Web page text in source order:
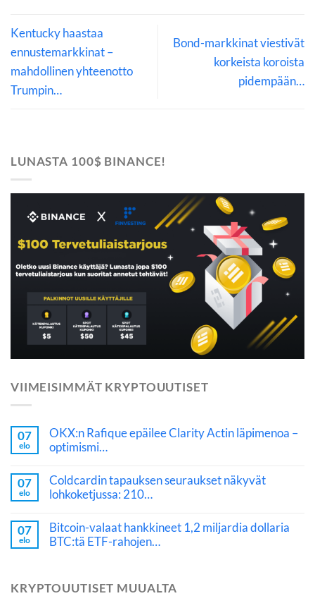
Kentucky haastaa
ennustemarkkinat –
mahdollinen yhteenotto
Trumpin…
Bond-markkinat viestivät
korkeista koroista
pidempään…
LUNASTA 100$ BINANCE!
VIIMEISIMMÄT KRYPTOUUTISET
07
elo
OKX:n Rafique epäilee Clarity Actin läpimenoa –
optimismi…
07
elo
Coldcardin tapauksen seuraukset näkyvät
lohkoketjussa: 210…
07
elo
Bitcoin-valaat hankkineet 1,2 miljardia dollaria
BTC:tä ETF-rahojen…
KRYPTOUUTISET MUUALTA